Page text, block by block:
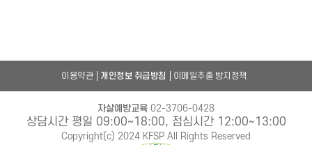
이용약관 개인정보 취급방침 이메일추출 방지정책
자살예방교육 02-3706-0428
상담시간 평일 09:00~18:00, 점심시간 12:00~13:00
Copyright(c) 2024 KFSP All Rights Reserved